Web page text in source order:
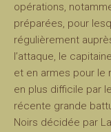
opérations,
préparées, pour
régulièrement
l’attaque, le
et en armes pour le
en plus difficile par
récente grande
Noirs décidée par